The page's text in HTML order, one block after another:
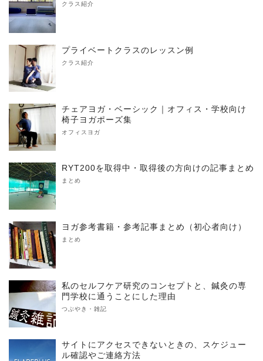
クラス紹介
プライベートクラスのレッスン例
クラス紹介
チェアヨガ・ベーシック｜オフィス・学校向け
椅子ヨガポーズ集
オフィスヨガ
RYT200を取得中・取得後の方向けの記事まとめ
まとめ
ヨガ参考書籍・参考記事まとめ（初心者向け）
まとめ
私のセルフケア研究のコンセプトと、鍼灸の専
門学校に通うことにした理由
つぶやき・雑記
サイトにアクセスできないときの、スケジュー
ル確認やご連絡方法